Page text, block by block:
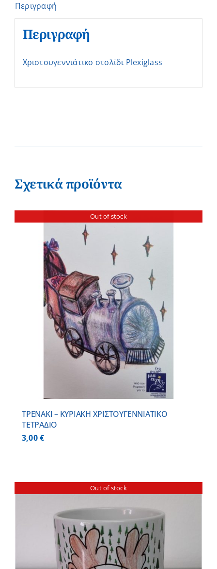
Περιγραφή
Περιγραφή
Χριστουγεννιάτικo στολίδι Plexiglass
Σχετικά προϊόντα
Out of stock
ΤΡΕΝΑΚΙ – ΚΥΡΙΑΚΗ ΧΡΙΣΤΟΥΓΕΝΝΙΑΤΙΚΟ
ΤΕΤΡΑΔΙΟ
3,00€
Out of stock